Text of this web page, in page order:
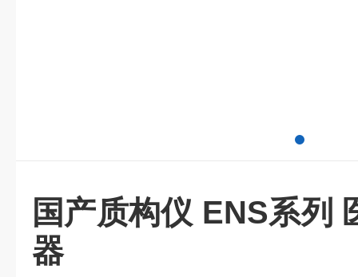
国产质构仪 ENS系列
器